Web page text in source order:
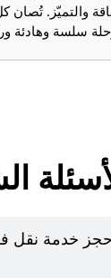
والتميّز. تُصان
سلسة وهادئة
خدمة نقل